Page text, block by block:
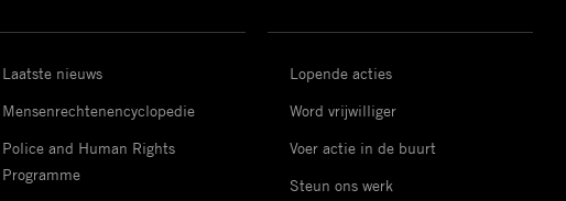
Laatste nieuws
Mensenrechtenencyclopedie
Police and Human Rights
Programme
Lopende acties
Word vrijwilliger
Voer actie in de buurt
Steun ons werk